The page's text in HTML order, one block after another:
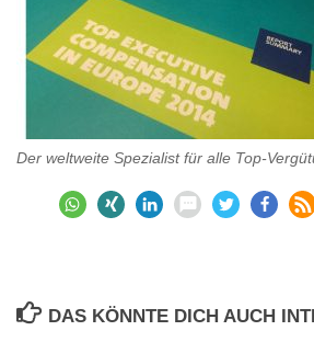
Der weltweite Spezialist für alle Top-
DAS KÖNNTE DICH AUCH